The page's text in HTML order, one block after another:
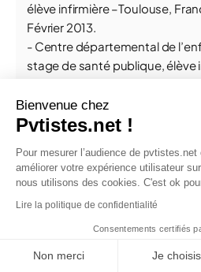
élève infirmière –Toulouse,
Février 2013.
- Centre départemental de
stage de santé publique, élève
oStages durant la première
formation en soins infirmiers
Septembre 2011 à Juillet 2012
- Maison de retraite Docteur
- Hôpital Purpan, stage en
Bienvenue chez
Pvtistes.net !
Pour mesurer l’audience de pvtistes.net
améliorer votre expérience utilisateur
nous utilisons des cookies. C'est ok
Lire la politique de confidentialité
Consentements certifiés
Non merci Je choisis